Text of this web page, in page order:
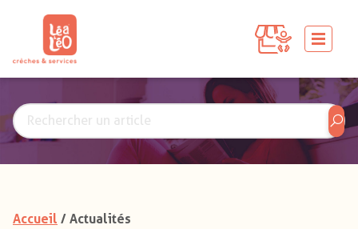
Accueil / Actualités